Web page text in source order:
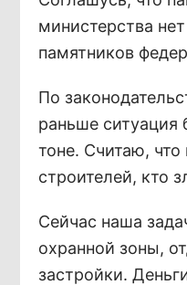
министерства
памятников
По
раньше ситуация
тоне. Считаю,
строителей, кто
Сейчас наша
охранной зоны,
застройки.